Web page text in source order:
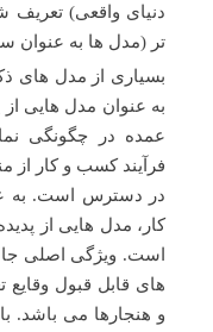
دنیای واقعی) تعریف
تر (مدل ها به
بسیاری از مدل های
به عنوان مدل هایی از
عمده در چگونگی
فرآیند کسب و کار از
در دسترس است. به
کار، مدل هایی از
است. ویژگی اصلی
های قابل قبول
و هنجارها می باشد.